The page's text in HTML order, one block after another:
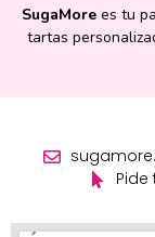
SugaMore es tu
tartas